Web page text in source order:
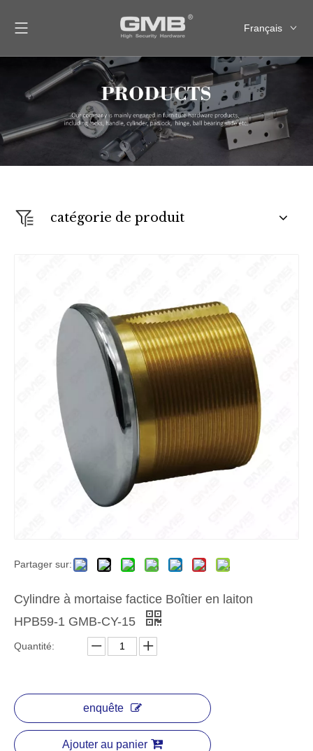
Français
العربية
Pусский
Español
catégorie de produit
Partager sur:
Cylindre à mortaise factice Boîtier en laiton
HPB59-1 GMB-CY-15
Quantité:
enquête
Ajouter au panier